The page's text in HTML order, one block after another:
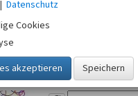
Tragen Sie unten das
| Datenschutz
Cookies